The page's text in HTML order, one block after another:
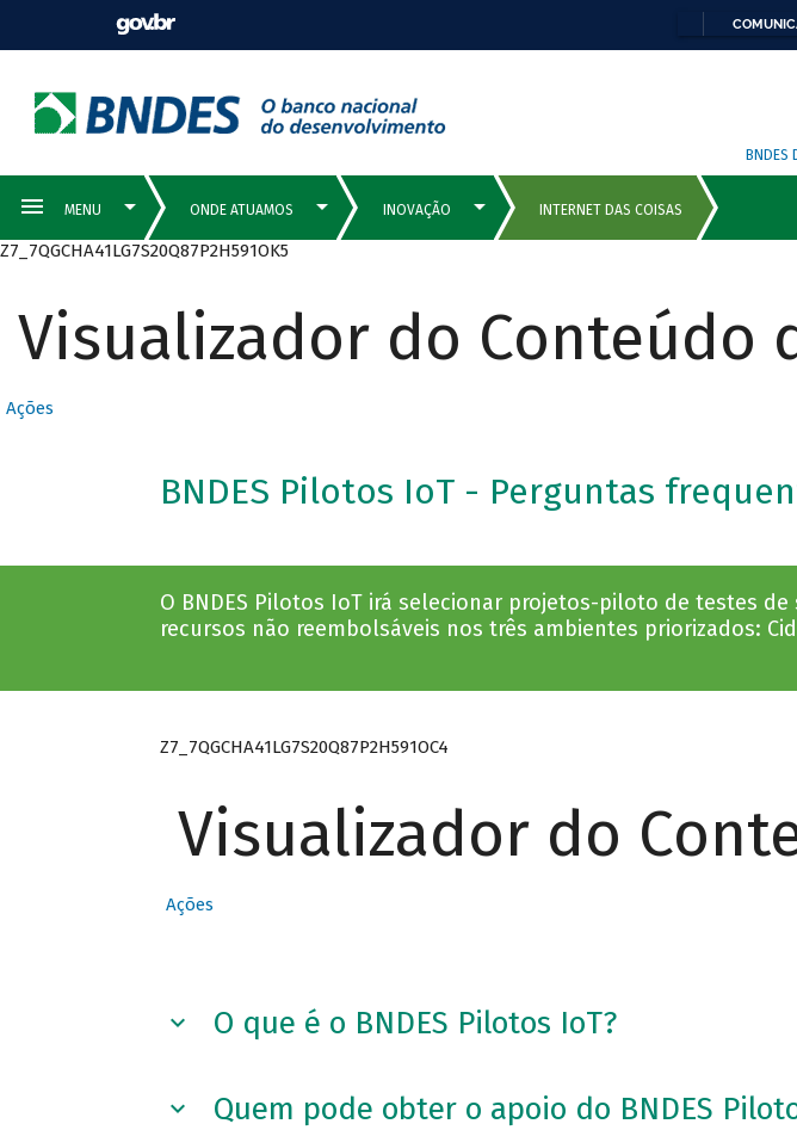
BNDES
Z7_7QGCHA41LG7S20Q87P2H591OK5
Visualizador do Conteúdo
Ações
BNDES Pilotos IoT - Perguntas
O BNDES Pilotos IoT irá selecionar projetos-piloto de testes
recursos não reembolsáveis nos três ambientes priorizados:
Z7_7QGCHA41LG7S20Q87P2H591OC4
Visualizador do
Ações
O que é o BNDES Pilotos IoT?
Quem pode obter o apoio do BNDES